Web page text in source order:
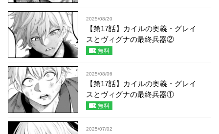
2025/08/20
【第17話】カイルの奥義・グレイ
スとヴィグナの最終兵器②
無料
2025/08/06
【第17話】カイルの奥義・グレイ
スとヴィグナの最終兵器①
無料
2025/07/02